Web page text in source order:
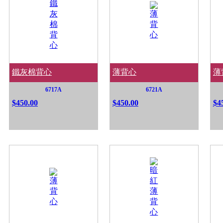
鐵灰棉背心
6717A
$450.00
薄背心
6721A
$450.00
薄